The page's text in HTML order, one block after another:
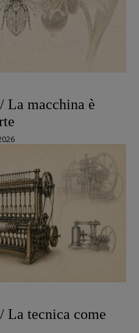
La macchina è
La tecnica come